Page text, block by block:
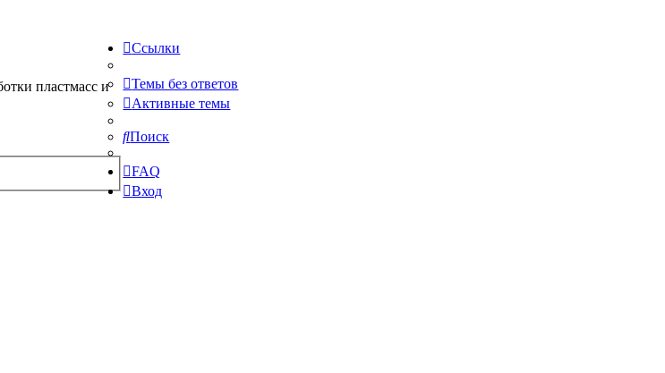
пластмасс и
Ссылки
Темы без ответов
Активные темы
Поиск
FAQ
Вход